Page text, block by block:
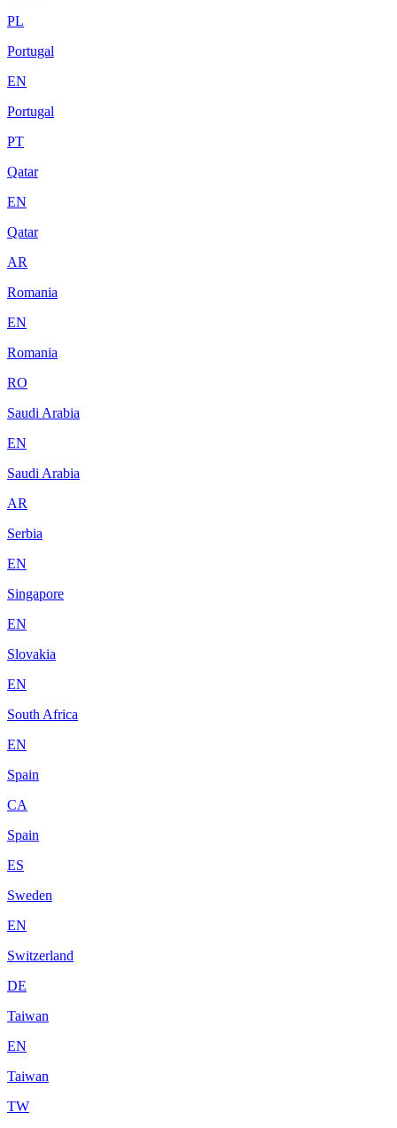
PL
Portugal
EN
Portugal
PT
Qatar
EN
Qatar
AR
Romania
EN
Romania
RO
Saudi Arabia
EN
Saudi Arabia
AR
Serbia
EN
Singapore
EN
Slovakia
EN
South Africa
EN
Spain
CA
Spain
ES
Sweden
EN
Switzerland
DE
Taiwan
EN
Taiwan
TW